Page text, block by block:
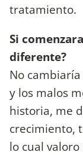
tratamiento.
Si
diferente?
No
y los malos
historia, me
crecimiento,
lo cual